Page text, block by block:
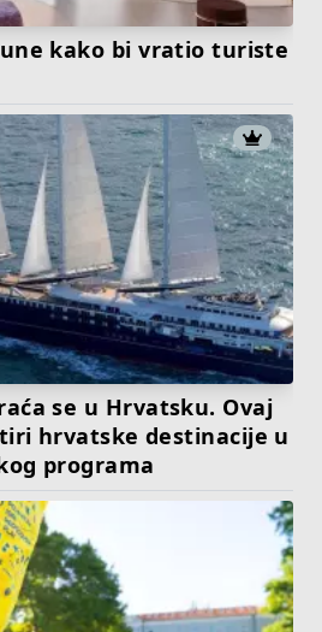
kako bi vratio turiste
se u Hrvatsku. Ovaj
hrvatske destinacije u
programa